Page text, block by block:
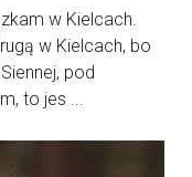
w Kielcach.
w Kielcach, bo
pod
to jes ...